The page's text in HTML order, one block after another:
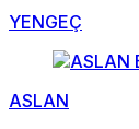
YENGEÇ
ASLAN